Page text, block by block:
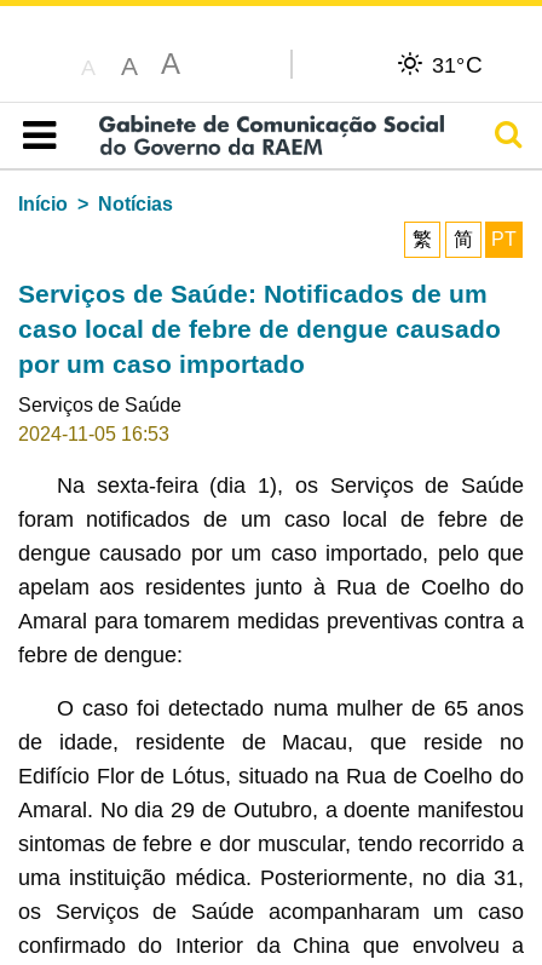
A A A 31°C
Índice
Início
Notícias
繁
简 PT
Serviços de Saúde: Notificados de um
caso local de febre de dengue causado
por um caso importado
Serviços de Saúde
2024-11-05 16:53
Na sexta-feira (dia 1), os Serviços de Saúde
foram notificados de um caso local de febre de
dengue causado por um caso importado, pelo que
apelam aos residentes junto à Rua de Coelho do
Amaral para tomarem medidas preventivas contra a
febre de dengue:
O caso foi detectado numa mulher de 65 anos
de idade, residente de Macau, que reside no
Edifício Flor de Lótus, situado na Rua de Coelho do
Amaral. No dia 29 de Outubro, a doente manifestou
sintomas de febre e dor muscular, tendo recorrido a
uma instituição médica. Posteriormente, no dia 31,
os Serviços de Saúde acompanharam um caso
confirmado do Interior da China que envolveu a